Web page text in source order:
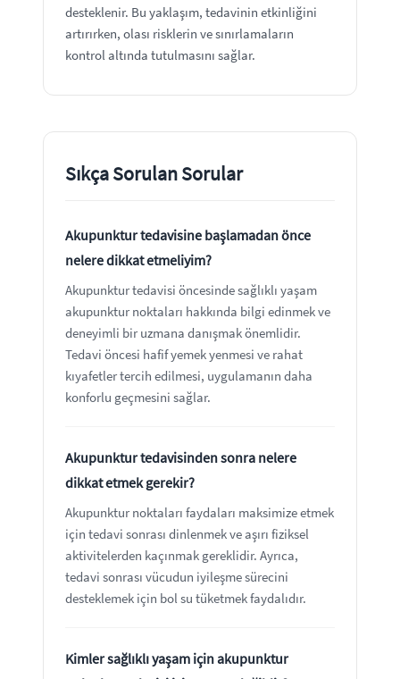
desteklenir. Bu yaklaşım, tedavinin etkinliğini
artırırken, olası risklerin ve sınırlamaların
kontrol altında tutulmasını sağlar.
Sıkça Sorulan Sorular
Akupunktur tedavisine başlamadan önce
nelere dikkat etmeliyim?
Akupunktur tedavisi öncesinde sağlıklı yaşam
akupunktur noktaları hakkında bilgi edinmek ve
deneyimli bir uzmana danışmak önemlidir.
Tedavi öncesi hafif yemek yenmesi ve rahat
kıyafetler tercih edilmesi, uygulamanın daha
konforlu geçmesini sağlar.
Akupunktur tedavisinden sonra nelere
dikkat etmek gerekir?
Akupunktur noktaları faydaları maksimize etmek
için tedavi sonrası dinlenmek ve aşırı fiziksel
aktivitelerden kaçınmak gereklidir. Ayrıca,
tedavi sonrası vücudun iyileşme sürecini
desteklemek için bol su tüketmek faydalıdır.
Kimler sağlıklı yaşam için akupunktur